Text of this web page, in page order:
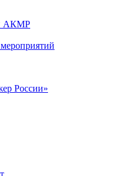
АКМР
России»